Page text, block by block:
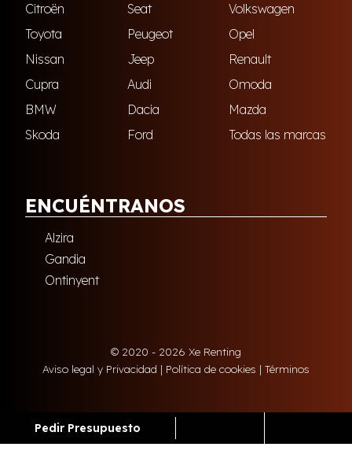
Citroën
Seat
Volkswagen
Toyota
Peugeot
Opel
Nissan
Jeep
Renault
Cupra
Audi
Omoda
BMW
Dacia
Mazda
Skoda
Ford Todas las marcas
ENCUÉNTRANOS
Alzira
Gandia
Ontinyent
© 2020 - 2026 Xe Renting
Aviso legal y Privacidad | Política de cookies | Términos
Pedir Presupuesto